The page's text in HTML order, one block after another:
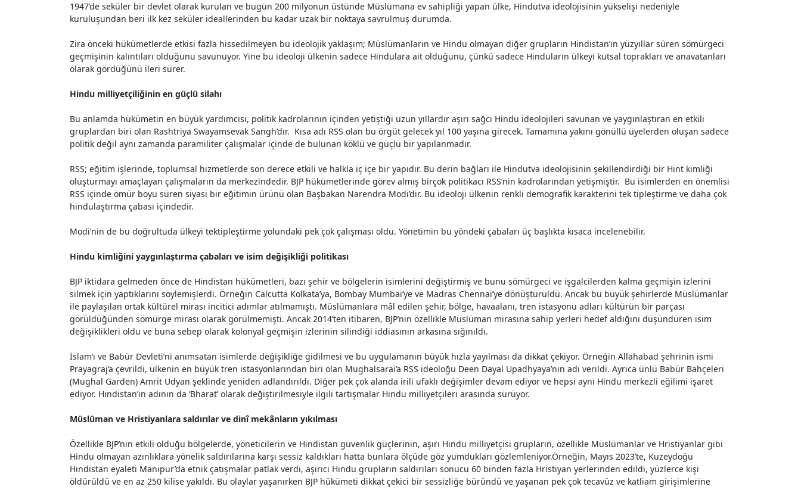
1947’de seküler bir devlet olarak kurulan ve bugün 200 milyonun üstünde Müslümana ev sahipliği yapan ülke, Hindutva ideolojisinin yükselişi nedeniyle
kuruluşundan beri ilk kez seküler ideallerinden bu kadar uzak bir noktaya savrulmuş durumda.
Zira önceki hükümetlerde etkisi fazla hissedilmeyen bu ideolojik yaklaşım; Müslümanların ve Hindu olmayan diğer grupların Hindistan’ın yüzyıllar süren sömürgeci
geçmişinin kalıntıları olduğunu savunuyor. Yine bu ideoloji ülkenin sadece Hindulara ait olduğunu, çünkü sadece Hinduların ülkeyi kutsal toprakları ve anavatanları
olarak gördüğünü ileri sürer.
Hindu milliyetçiliğinin en güçlü silahı
Bu anlamda hükümetin en büyük yardımcısı, politik kadrolarının içinden yetiştiği uzun yıllardır aşırı sağcı Hindu ideolojileri savunan ve yaygınlaştıran en etkili
gruplardan biri olan Rashtriya Swayamsevak Sangh’dır. Kısa adı RSS olan bu örgüt gelecek yıl 100 yaşına girecek. Tamamına yakını gönüllü üyelerden oluşan sadece
politik değil aynı zamanda paramiliter çalışmalar içinde de bulunan köklü ve güçlü bir yapılanmadır.
RSS; eğitim işlerinde, toplumsal hizmetlerde son derece etkili ve halkla iç içe bir yapıdır. Bu derin bağları ile Hindutva ideolojisinin şekillendirdiği bir Hint kimliği
oluşturmayı amaçlayan çalışmaların da merkezindedir. BJP hükümetlerinde görev almış birçok politikacı RSS’nin kadrolarından yetişmiştir. Bu isimlerden en önemlisi
RSS içinde ömür boyu süren siyasi bir eğitimin ürünü olan Başbakan Narendra Modi’dir. Bu ideoloji ülkenin renkli demografik karakterini tek tipleştirme ve daha çok
hindulaştırma çabası içindedir.
Modi’nin de bu doğrultuda ülkeyi tektipleştirme yolundaki pek çok çalışması oldu. Yönetimin bu yöndeki çabaları üç başlıkta kısaca incelenebilir.
Hindu kimliğini yaygınlaştırma çabaları ve isim değişikliği politikası
BJP iktidara gelmeden önce de Hindistan hükümetleri, bazı şehir ve bölgelerin isimlerini değiştirmiş ve bunu sömürgeci ve işgalcilerden kalma geçmişin izlerini
silmek için yaptıklarını söylemişlerdi. Örneğin Calcutta Kolkata’ya, Bombay Mumbai’ye ve Madras Chennai’ye dönüştürüldü. Ancak bu büyük şehirlerde Müslümanlar
ile paylaşılan ortak kültürel mirası incitici adımlar atılmamıştı. Müslümanlara mâl edilen şehir, bölge, havaalanı, tren istasyonu adları kültürün bir parçası
görüldüğünden sömürge mirası olarak görülmemişti. Ancak 2014’ten itibaren, BJP’nin özellikle Müslüman mirasına sahip yerleri hedef aldığını düşündüren isim
değişiklikleri oldu ve buna sebep olarak kolonyal geçmişin izlerinin silindiği iddiasının arkasına sığınıldı.
İslam’ı ve Babür Devleti’ni anımsatan isimlerde değişikliğe gidilmesi ve bu uygulamanın büyük hızla yayılması da dikkat çekiyor. Örneğin Allahabad şehrinin ismi
Prayagraj’a çevrildi, ülkenin en büyük tren istasyonlarından biri olan Mughalsarai’a RSS ideoloğu Deen Dayal Upadhyaya’nın adı verildi. Ayrıca ünlü Babür Bahçeleri
(Mughal Garden) Amrit Udyan şeklinde yeniden adlandırıldı. Diğer pek çok alanda irili ufaklı değişimler devam ediyor ve hepsi aynı Hindu merkezli eğilimi işaret
ediyor. Hindistan’ın adının da ‘Bharat’ olarak değiştirilmesiyle ilgili tartışmalar Hindu milliyetçileri arasında sürüyor.
Müslüman ve Hristiyanlara saldırılar ve dinî mekânların yıkılması
Özellikle BJP’nin etkili olduğu bölgelerde, yöneticilerin ve Hindistan güvenlik güçlerinin, aşırı Hindu milliyetçisi grupların, özellikle Müslümanlar ve Hristiyanlar gibi
Hindu olmayan azınlıklara yönelik saldırılarına karşı sessiz kaldıkları hatta bunlara ölçüde göz yumdukları gözlemleniyor.Örneğin, Mayıs 2023’te, Kuzeydoğu
Hindistan eyaleti Manipur’da etnik çatışmalar patlak verdi, aşırıcı Hindu grupların saldırıları sonucu 60 binden fazla Hristiyan yerlerinden edildi, yüzlerce kişi
öldürüldü ve en az 250 kilise yakıldı. Bu olaylar yaşanırken BJP hükümeti dikkat çekici bir sessizliğe büründü ve yaşanan pek çok tecavüz ve katliam girişimlerine